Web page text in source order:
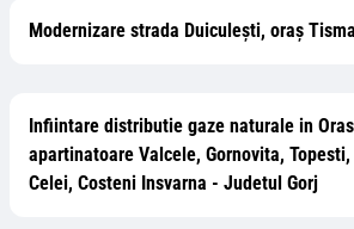
Modernizare strada Duiculești, oraș
Infiintare distributie gaze naturale in
apartinatoare Valcele, Gornovita,
Celei, Costeni Insvarna - Judetul Gorj